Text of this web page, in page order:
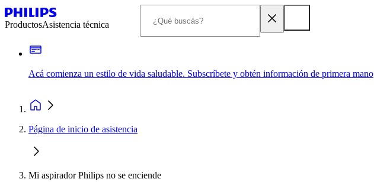
ProductosAsistencia técnica
Acá comienza un estilo de vida saludable. Subscríbete y obtén información de primera mano
Página de inicio de asistencia
Mi aspirador Philips no se enciende